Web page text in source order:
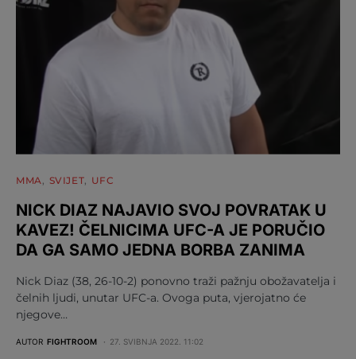
MMA SVIJET UFC
NICK DIAZ NAJAVIO SVOJ POVRATAK U
KAVEZ! ČELNICIMA UFC-A JE PORUČIO
DA GA SAMO JEDNA BORBA ZANIMA
Nick Diaz (38, 26-10-2) ponovno traži pažnju obožavatelja i
čelnih ljudi, unutar UFC-a. Ovoga puta, vjerojatno će
njegove…
AUTOR FIGHTROOM 27. SVIBNJA 2022. 11:02